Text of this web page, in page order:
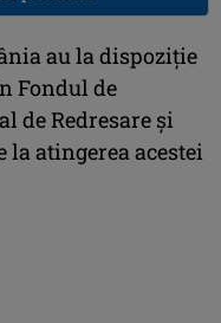
au la dispoziţie
Fondul de
de Redresare şi
la atingerea acestei